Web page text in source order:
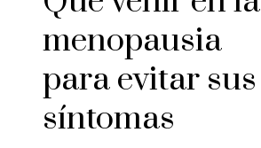
menopausia
para evitar sus
síntomas